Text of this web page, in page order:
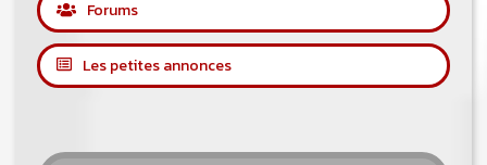
Forums
Les petites annonces